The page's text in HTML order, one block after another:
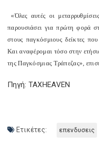
«Όλες αυτές οι
παρουσιάσει για πρώτη φορά
στους παγκόσμιους δείκτες
Και αναφέρομαι τόσο στην
της Παγκόσμιας Τράπεζας»,
Πηγή: TAXHEAVEN
Ετικέτες: επενδυσεις